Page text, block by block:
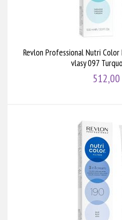
Revlon Professional Nutri
vlasy 097
512,00